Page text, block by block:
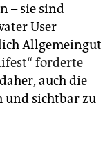
– sie sind
User
Allgemeingut
forderte
auch die
und sichtbar zu